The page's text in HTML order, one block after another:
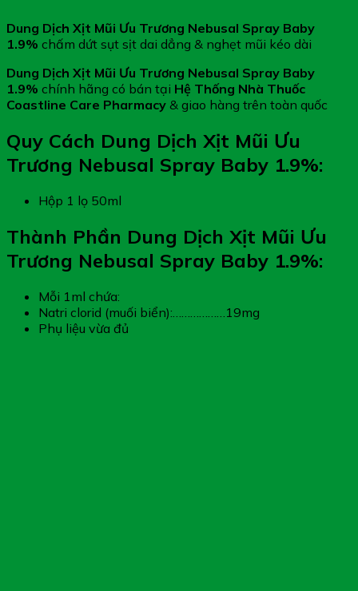
-
Dành
Cho
Trẻ
Từ
3
Tuổi
số
lượng
Dung Dịch Xịt Mũi Ưu Trương Nebusal Spray Baby
1.9% chấm dứt sụt sịt dai dẳng & nghẹt mũi kéo dài
Dung Dịch Xịt Mũi Ưu Trương Nebusal Spray Baby
1.9% chính hãng có bán tại Hệ Thống Nhà Thuốc
Coastline Care Pharmacy & giao hàng trên toàn quốc
Quy Cách Dung Dịch Xịt Mũi Ưu
Trương Nebusal Spray Baby 1.9%:
Hộp 1 lọ 50ml
Thành Phần Dung Dịch Xịt Mũi Ưu
Trương Nebusal Spray Baby 1.9%:
Mỗi 1ml chứa:
Natri clorid (muối biển):………………19mg
Phụ liệu vừa đủ